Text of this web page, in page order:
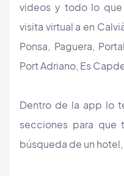
videos y todo lo que
visita virtual a en
Ponsa, Paguera,
Port Adriano, Es
Dentro de la app lo
secciones para que
búsqueda de un